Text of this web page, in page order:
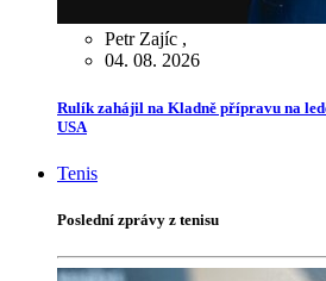
Petr Zajíc ,
04. 08. 2026
Rulík zahájil na Kladně přípravu na
USA
Tenis
Poslední zprávy z tenisu